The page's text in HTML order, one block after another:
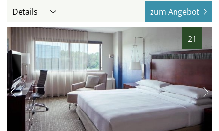
Details zum Angebot
21